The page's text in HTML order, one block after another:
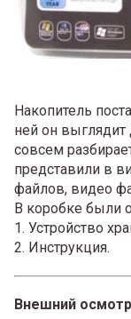
Накопитель
ней он выглядит
совсем
представили в
файлов, видео
В коробке были
1. Устройство
2. Инструкция.
Внешний